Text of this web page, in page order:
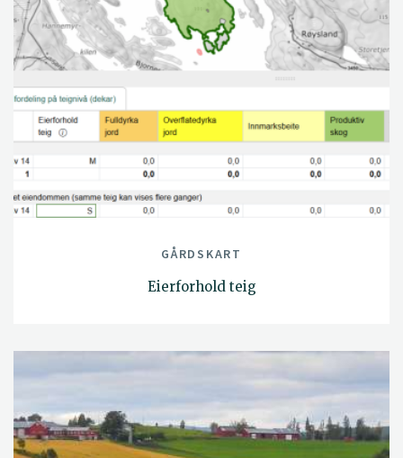
GÅRDSKART
Eierforhold teig